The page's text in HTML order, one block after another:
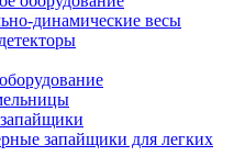
динамические весы
запайщики для легких